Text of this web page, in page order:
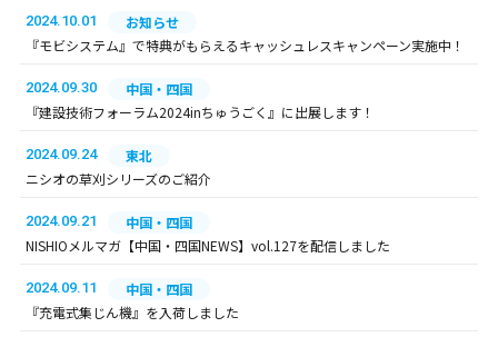
2024.10.01
お知らせ
『モビシステム』で特典がもらえるキャッシュレスキャンペーン実施中！
2024.09.30
中国・四国
『建設技術フォーラム2024inちゅうごく』に出展します！
2024.09.24
東北
ニシオの草刈シリーズのご紹介
2024.09.21
中国・四国
NISHIOメルマガ【中国・四国NEWS】vol.127を配信しました
2024.09.11
中国・四国
『充電式集じん機』を入荷しました